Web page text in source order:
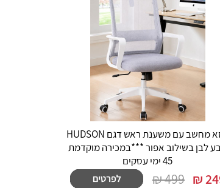
כסא מחשב עם משענת ראש דגם HUDSON
לבן בשילוב אפור ***במכירה מוקדמת
45 ימי עסקים
₪
499 ₪